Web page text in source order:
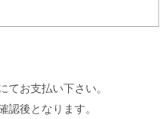
お支払い下さい。
後となります。